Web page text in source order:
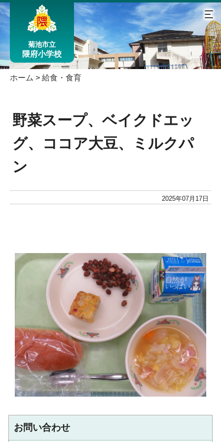
菊池市立
隈府小学校
ホーム > 給食・食育
野菜スープ、ベイクドエッ
グ、ココア大豆、ミルクパ
ン
2025年07月17日
お問い合わせ